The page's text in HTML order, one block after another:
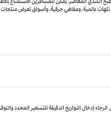
عالمية، ومقاهي حِرفية، وأسواق تعرض منتجات